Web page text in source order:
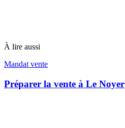
À lire aussi
Mandat vente
Préparer la vente à Le Noyer